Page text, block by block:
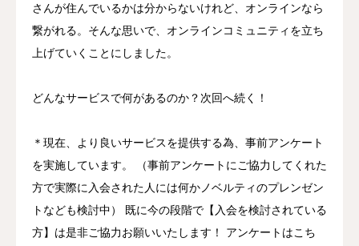
さんが住んでいるかは分からないけれど、オンラインなら
繋がれる。そんな思いで、オンラインコミュニティを立ち
上げていくことにしました。
どんなサービスで何があるのか？次回へ続く！
＊現在、より良いサービスを提供する為、事前アンケート
を実施しています。 （事前アンケートにご協力してくれた
方で実際に入会された人には何かノベルティのプレンゼン
トなども検討中） 既に今の段階で【入会を検討されている
方】は是非ご協力お願いいたします！ アンケートはこち